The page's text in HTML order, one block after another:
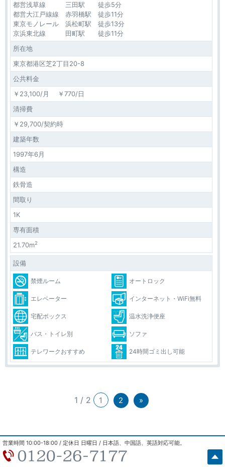
都営浅草線 三田駅 徒歩5分
都営大江戸線線 赤羽橋駅 徒歩11分
東京モノレール 浜松町駅 徒歩13分
京浜東北線 田町駅 徒歩11分
所在地
東京都港区芝2丁目20-8
公共料金
￥23,100/月 ￥770/日
清掃費
￥29,700/契約時
建築年数
1997年6月
構造
鉄骨造
間取り
1K
専有面積
21.70m2
設備
禁煙ルーム オートロック
エレベーター インターネット・WiFi無料
宅配ボックス 温水洗浄便座
バス・トイレ別 ソファ
テレワークおすすめ 24時間ゴミ出し可能
1 / 2 1 2 »
営業時間 10:00-18:00 / 定休日 日曜日 / 日本語、中国語、英語対応可能。